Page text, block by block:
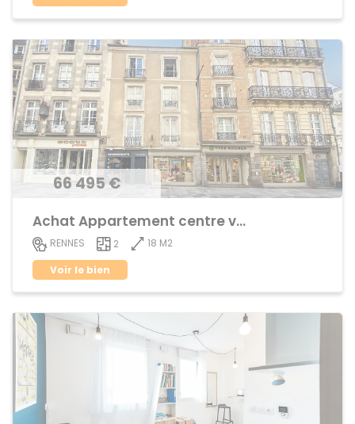
66 495 €
Achat Appartement centre ville
RENNES 2
18 M2
Voir le bien